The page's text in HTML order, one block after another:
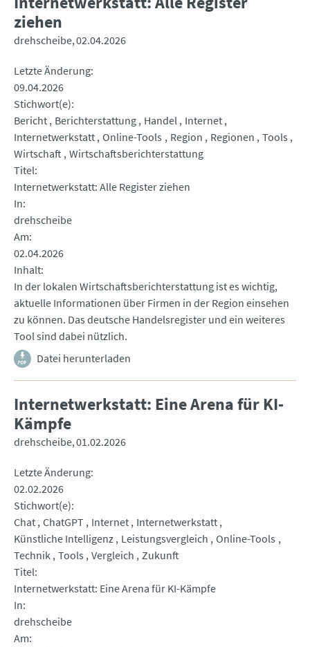
ziehen
drehscheibe 02.04.2026
Letzte Änderung
09.04.2026
Stichwort(e)
Bericht Berichterstattung Handel Internet
Internetwerkstatt Online-Tools Region Regionen Tools
Wirtschaft Wirtschaftsberichterstattung
Titel
Internetwerkstatt: Alle Register ziehen
In
drehscheibe
Am
02.04.2026
Inhalt
In der lokalen Wirtschaftsberichterstattung ist es wichtig,
aktuelle Informationen über Firmen in der Region einsehen
zu können. Das deutsche Handelsregister und ein weiteres
Tool sind dabei nützlich.
Datei herunterladen
Internetwerkstatt: Eine Arena für KI-
Kämpfe
drehscheibe 01.02.2026
Letzte Änderung
02.02.2026
Stichwort(e)
Chat ChatGPT Internet Internetwerkstatt
Künstliche Intelligenz Leistungsvergleich Online-Tools
Technik Tools Vergleich Zukunft
Titel
Internetwerkstatt: Eine Arena für KI-Kämpfe
In
drehscheibe
Am